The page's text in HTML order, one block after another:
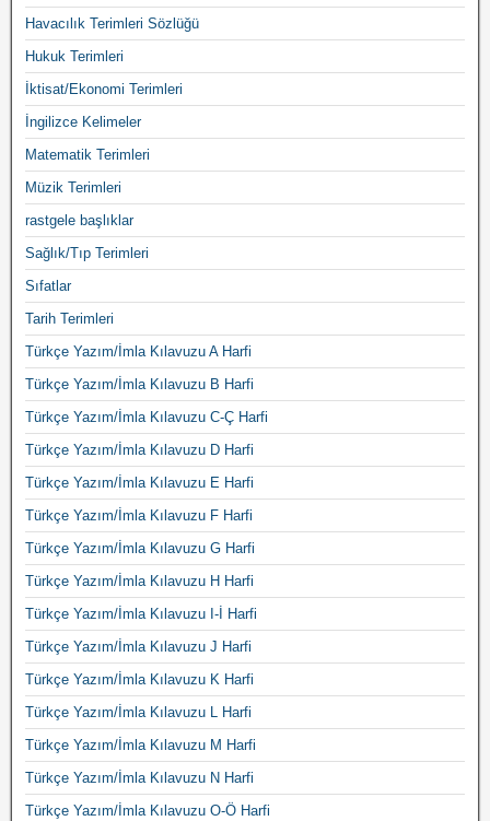
Havacılık Terimleri Sözlüğü
Hukuk Terimleri
İktisat/Ekonomi Terimleri
İngilizce Kelimeler
Matematik Terimleri
Müzik Terimleri
rastgele başlıklar
Sağlık/Tıp Terimleri
Sıfatlar
Tarih Terimleri
Türkçe Yazım/İmla Kılavuzu A Harfi
Türkçe Yazım/İmla Kılavuzu B Harfi
Türkçe Yazım/İmla Kılavuzu C-Ç Harfi
Türkçe Yazım/İmla Kılavuzu D Harfi
Türkçe Yazım/İmla Kılavuzu E Harfi
Türkçe Yazım/İmla Kılavuzu F Harfi
Türkçe Yazım/İmla Kılavuzu G Harfi
Türkçe Yazım/İmla Kılavuzu H Harfi
Türkçe Yazım/İmla Kılavuzu I-İ Harfi
Türkçe Yazım/İmla Kılavuzu J Harfi
Türkçe Yazım/İmla Kılavuzu K Harfi
Türkçe Yazım/İmla Kılavuzu L Harfi
Türkçe Yazım/İmla Kılavuzu M Harfi
Türkçe Yazım/İmla Kılavuzu N Harfi
Türkçe Yazım/İmla Kılavuzu O-Ö Harfi